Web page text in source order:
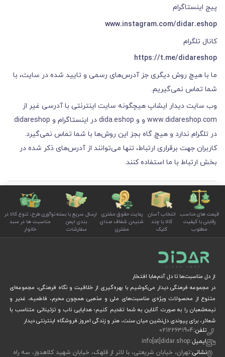
پیج اینستاگرام
www.instagram.com/didar.eshop
کانال تلگرام
https://t.me/didareshop
ما با هیچ روش دیگری جز آدرس‏‌های رسمی و تایید شده در سایت، با
شما تماس نمی‌‏گیریم.
وب سایت دیدار ایشاپ هیچگونه سایت اینترنتی با آدرسی غیر از
www.didareshop.com و و dida.eshop در اینستاگرام و didareshop
در تلگرام ندارد و هیچ ‏گاه بجز این روش‏‌ها با شما تماس نمی‏‌گیرد.
کاربران جهت برقراری ارتباط، تنها می‏‌توانند از آدرس‌‏های ذکر شده در
بخش ارتباط با ما استفاده کنند.
قیمت های مناسب
رقابتی با کیفیت
مطلوب
انتخاب آسان
کالا با چند
کلیک
رعایت حقوق مشتری
شنیدن شفاف صدای
مشتری
ارسال سریع با بسته
بندی ایمن
سفارشات
نوآوری طرح، تنوع کالا در
مناسبت ها در سبد
خانوار
از دل مناسبت‌ها تا دل آدم‌هابا افتخار
در مجموعه فرهنگی دیدار می‌کوشیم با بهره‌گیری از خلاقیت و نگاه فرهنگی، مجموعه‌ای
متنوع از محصولات ویژه‌ی مناسبت‌های ملی و مذهبی همچون محرم، فاطمیه، غدیر و
نیمه‌شعبان را به صورت آنلاین به شما تقدیم کنیم؛ هدایایی ناب و تزئیناتی متناسب با
شعائر، برای پیوندی دل‌نشین میان سنت، هنر و زندگی امروز.فروشگاه اینترنتی دیدار
تلفن:02122631904
ایمیل:info[at]didar.shop
نشانی:تهران، خیابان شریعتی، با لاتر از قلهک، خیابان شهید کلاهدوز، سه راه